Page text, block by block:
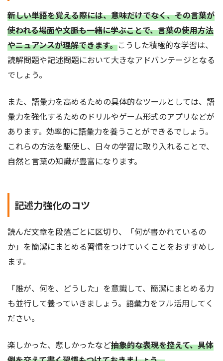
新しい単語を覚える際には、意味だけでなく、その言葉が
使われる場面や文脈も一緒に学ぶことで、言葉の使用方法
やニュアンスが理解できます。こうした積極的な学習は、
読解問題や記述問題において大きなアドバンテージとなる
でしょう。
また、語彙力を高めるための具体的なツールとしては、語
彙力を強化するためのドリルやゲーム形式のアプリなどが
あります。効率的に語彙力を養うことができるでしょう。
これらの方法を駆使し、日々の学習に取り入れることで、
自然と言葉の知識が豊富になります。
記述力強化のコツ
読んだ文章を段落ごとに区切り、「何が書かれているの
か」を簡潔にまとめる習慣をつけていくことをおすすめし
ます。
「誰が、何を、どうした」を意識して、簡潔にまとめる力
も並行して養っていきましょう。語彙力をフル活用してく
ださい。
楽しかった、悲しかったなど抽象的な表現を控えて、具体